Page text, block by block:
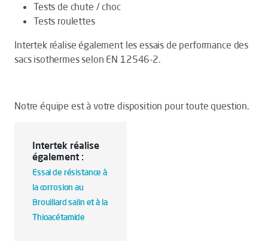
Tests de chute / choc
Tests roulettes
Intertek réalise également les essais de performance des
sacs isothermes selon EN 12546-2.
Notre équipe est à votre disposition pour toute question.
Intertek réalise
également :
Essai de résistance à
la corrosion au
Brouillard salin et à la
Thioacétamide